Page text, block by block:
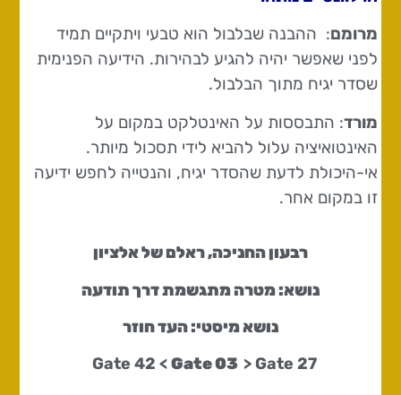
מרומם: ההבנה שבלבול הוא טבעי ויתקיים תמיד
לפני שאפשר יהיה להגיע לבהירות. הידיעה הפנימית
שסדר יגיח מתוך הבלבול.
מורד: התבססות על האינטלקט במקום על
האינטואיציה עלול להביא לידי תסכול מיותר.
אי-היכולת לדעת שהסדר יגיח, והנטייה לחפש ידיעה
זו במקום אחר.
רבעון החניכה, ראלם של אלציון
נושא: מטרה מתגשמת דרך תודעה
נושא מיסטי: העד חוזר
27 Gate 42 <
Gate 03 > Gate